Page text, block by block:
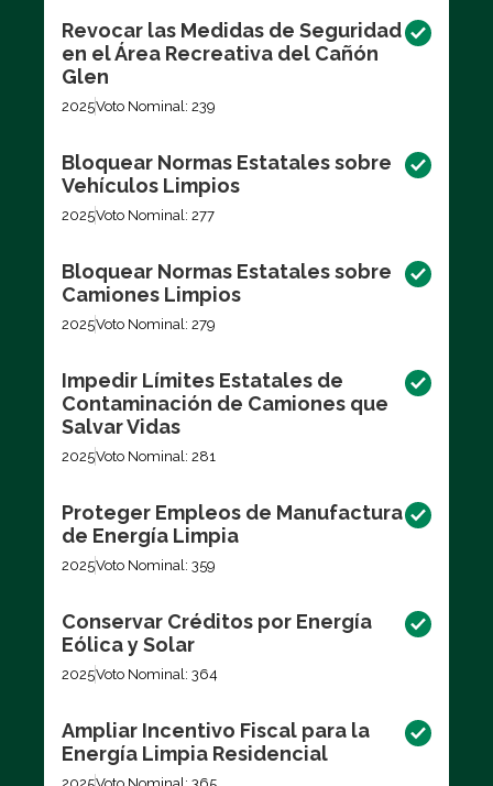
Revocar las Medidas de Seguridad
en el Área Recreativa del Cañón
Glen
2025Voto Nominal: 239
Bloquear Normas Estatales sobre
Vehículos Limpios
2025Voto Nominal: 277
Bloquear Normas Estatales sobre
Camiones Limpios
2025Voto Nominal: 279
Impedir Límites Estatales de
Contaminación de Camiones que
Salvar Vidas
2025Voto Nominal: 281
Proteger Empleos de Manufactura
de Energía Limpia
2025Voto Nominal: 359
Conservar Créditos por Energía
Eólica y Solar
2025Voto Nominal: 364
Ampliar Incentivo Fiscal para la
Energía Limpia Residencial